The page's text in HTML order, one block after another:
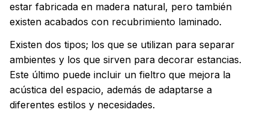
estar fabricada en madera natural, pero también
existen acabados con recubrimiento laminado.
Existen dos tipos; los que se utilizan para separar
ambientes y los que sirven para decorar estancias.
Este último puede incluir un fieltro que mejora la
acústica del espacio, además de adaptarse a
diferentes estilos y necesidades.